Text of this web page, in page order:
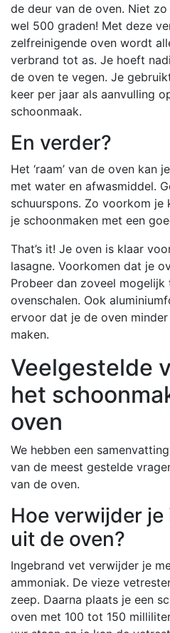
de deur van de oven. Niet
wel 500 graden! Met deze
zelfreinigende oven wordt
verbrand tot as. Je hoeft
de oven te vegen. Je
keer per jaar als aanvulling
schoonmaak.
En verder?
Het ‘raam’ van de oven kan
met water en afwasmiddel.
schuurspons. Zo voorkom je
je schoonmaken met een
That’s it! Je oven is klaar
lasagne. Voorkomen dat je
Probeer dan zoveel mogelijk
ovenschalen. Ook
ervoor dat je de oven
maken.
Veelgestelde
het
oven
We hebben een
van de meest gestelde
van de oven.
Hoe verwijder
uit de oven?
Ingebrand vet verwijder je
ammoniak. De vieze
zeep. Daarna plaats je een
oven met 100 tot 150